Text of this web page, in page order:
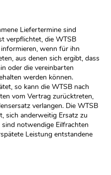
Liefertermine sind
verpflichtet, die WTSB
wenn für ihn
aus denen sich ergibt, dass
oder die vereinbarten
werden können.
so kann die WTSB nach
vom Vertrag zurücktreten,
verlangen. Die WTSB
sich anderweitig Ersatz zu
notwendige Eilfrachten
Leistung entstandene